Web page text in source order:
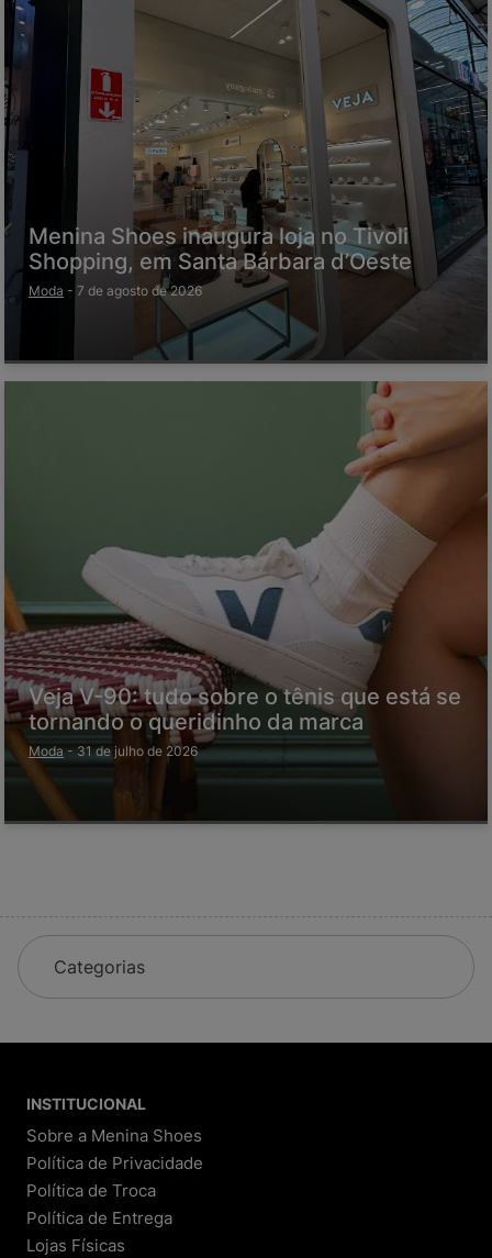
Menina Shoes inaugura loja no Tivoli
Shopping, em Santa Bárbara d’Oeste
Moda - 7 de agosto de 2026
Veja V-90: tudo sobre o tênis que está se
tornando o queridinho da marca
Moda - 31 de julho de 2026
Categorias
INSTITUCIONAL
Sobre a Menina Shoes
Política de Privacidade
Política de Troca
Política de Entrega
Lojas Físicas